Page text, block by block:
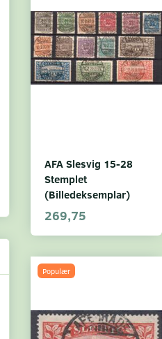
Skifte
AFA Slesvig 15-28
Stemplet
(Billedeksemplar)
269,75
Populær